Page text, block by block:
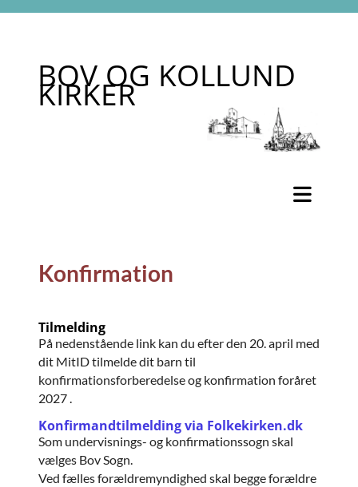
BOV OG KOLLUND
KIRKER
Konfirmation
Tilmelding
På nedenstående link kan du efter den 20. april med
dit MitID tilmelde dit barn til
konfirmationsforberedelse og konfirmation foråret
2027 .
Konfirmandtilmelding via Folkekirken.dk
Som undervisnings- og konfirmationssogn skal
vælges Bov Sogn.
Ved fælles forældremyndighed skal begge forældre